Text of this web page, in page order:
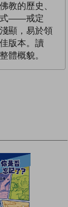
教的歷史、
式——戒定
顯，易於領
版本。讀
體概貌。